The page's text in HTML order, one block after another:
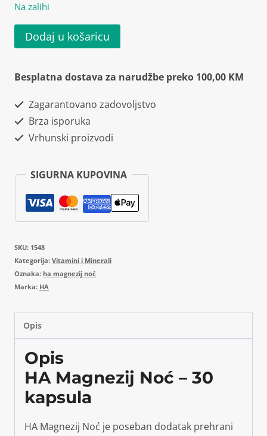
Na zalihi
HA
Magnezij
Noć
kapsula
količina
Dodaj u košaricu
Besplatna dostava za narudžbe preko 100,00 KM
Zagarantovano zadovoljstvo
Brza isporuka
Vrhunski proizvodi
SIGURNA KUPOVINA
SKU: 1548
Kategorija: Vitamini i Minerali
Oznaka: ha magnezij noć
Marka: HA
Opis
Opis
HA Magnezij Noć – 30
kapsula
HA Magnezij Noć je poseban dodatak prehrani